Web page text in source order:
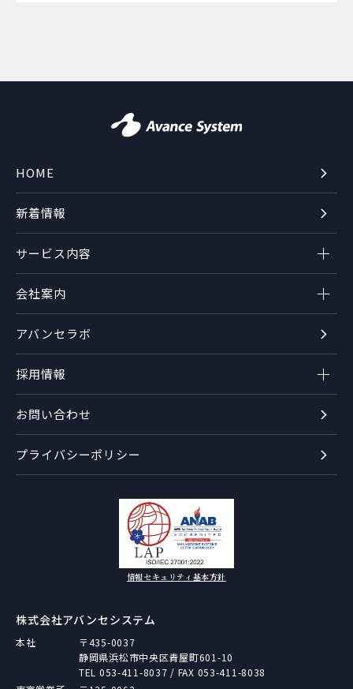
HOME
サービス内容
会社案内
採用情報
アバンセラボ
新着情報
お問い合わせ
プライバシーポリシー
株式会社アバンセシステム
本社
〒435-0037
静岡県浜松市中央区青屋町601-10
TEL 053-411-8037 / FAX 053-411-8038
情報セキュリティ基本方針